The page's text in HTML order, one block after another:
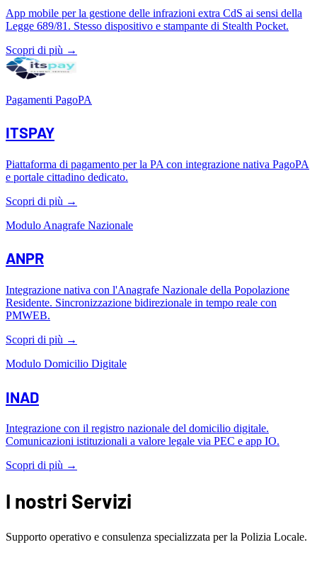
App mobile per la gestione delle infrazioni extra CdS ai sensi della
Legge 689/81. Stesso dispositivo e stampante di Stealth Pocket.
Scopri di più →
Pagamenti PagoPA
ITSPAY
Piattaforma di pagamento per la PA con integrazione nativa PagoPA
e portale cittadino dedicato.
Scopri di più →
Modulo Anagrafe Nazionale
ANPR
Integrazione nativa con l'Anagrafe Nazionale della Popolazione
Residente. Sincronizzazione bidirezionale in tempo reale con
PMWEB.
Scopri di più →
Modulo Domicilio Digitale
INAD
Integrazione con il registro nazionale del domicilio digitale.
Comunicazioni istituzionali a valore legale via PEC e app IO.
Scopri di più →
I nostri Servizi
Supporto operativo e consulenza specializzata per la Polizia Locale.